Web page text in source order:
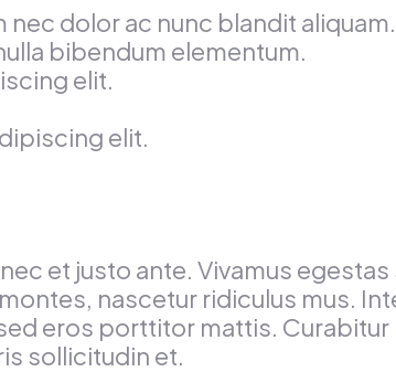
dolor ac nunc blandit
bibendum elementum.
elit.
elit.
et justo ante. Vivamus
nascetur ridiculus mus.
eros porttitor mattis.
sollicitudin et.